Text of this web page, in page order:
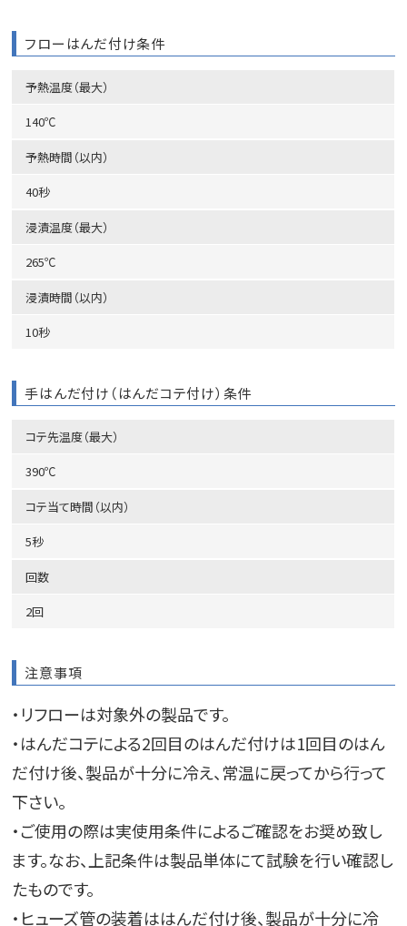
フローはんだ付け条件
予熱温度（最大）
140℃
予熱時間（以内）
40秒
浸漬温度（最大）
265℃
浸漬時間（以内）
10秒
手はんだ付け（はんだコテ付け）条件
コテ先温度（最大）
390℃
コテ当て時間（以内）
5秒
回数
2回
注意事項
・リフローは対象外の製品です。
・はんだコテによる2回目のはんだ付けは1回目のはん
だ付け後、製品が十分に冷え、常温に戻ってから行って
下さい。
・ご使用の際は実使用条件によるご確認をお奨め致し
ます。なお、上記条件は製品単体にて試験を行い確認し
たものです。
・ヒューズ管の装着ははんだ付け後、製品が十分に冷